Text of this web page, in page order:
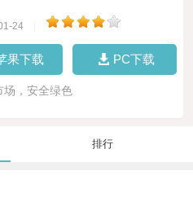
24
果下载 PC下载
场，安全绿色
排行